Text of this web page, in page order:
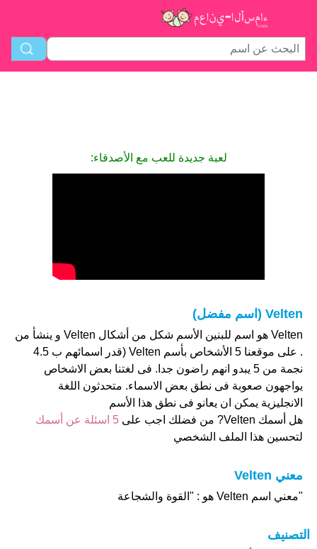
لعبة جديدة للعب مع الأصدقاء:
Velten (اسم مفضل)
Velten هو اسم للبنين الأسم شكل من أشكال Velten و ينشأ من
. على موقعنا 5 الأشخاص بأسم Velten (قدر اسمائهم ب 4.5
نجمة من 5 يبدو انهم راضون جدا. فى لغتنا بعض الاشخاص
يواجهون صعوبة فى نطق بعض الاسماء. متحدثون اللغة
الانجليزية يمكن ان يعانو فى نطق هذا الأسم
هل أسمك Velten? من فضلك اجب على
5 اسئلة عن أسمك
لتحسين هذا الملف الشخصي
معني Velten
"معني اسم Velten هو : "القوة والشجاعة
التصنيف